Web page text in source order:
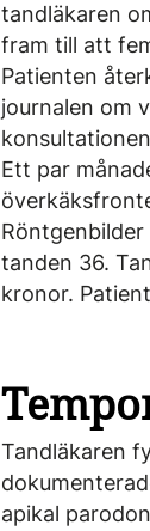
tandläkaren
fram till att
Patienten
journalen om
Ett par
tanden 36.
kronor.
Tandläkaren
apikal